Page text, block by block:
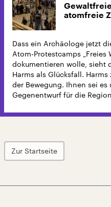
atomfreie
Dass ein Archäologe jetzt
Atom-Protestcamps
dokumentieren wolle, sieht
Harms als Glücksfall.
der Bewegung. Ihnen sei
Gegenentwurf für die
Zur Startseite